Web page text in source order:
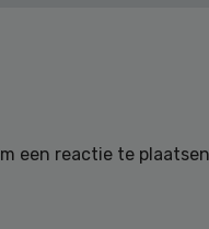
een reactie te